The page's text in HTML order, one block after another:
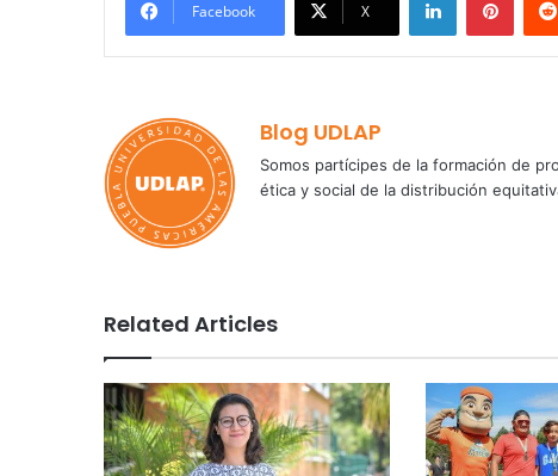
Facebook X
Blog UDLAP
Somos partícipes de la formación de
ética y social de la distribución
Related Articles